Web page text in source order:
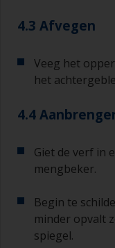
gebruiken in
mengbeker.
Oude
nuttig zijn
ideaal voor
Als u primers
dat de tijd
van de
antifouling
datasheet of
4.3 Afvegen
Veeg het
het
4.4
Giet de verf in
mengbeker.
Begin te
minder opvalt
spiegel.